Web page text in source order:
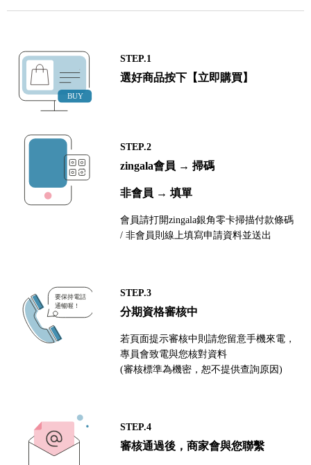
STEP.1
選好商品按下【立即購買】
STEP.2
zingala會員 → 掃碼
非會員 → 填單
會員請打開zingala銀角零卡掃描付款條碼
/ 非會員則線上填寫申請資料並送出
STEP.3
分期資格審核中
若頁面提示審核中則請您留意手機來電，
專員會致電與您核對資料
(審核標準為機密，恕不提供查詢原因)
STEP.4
審核通過後，商家會與您聯繫